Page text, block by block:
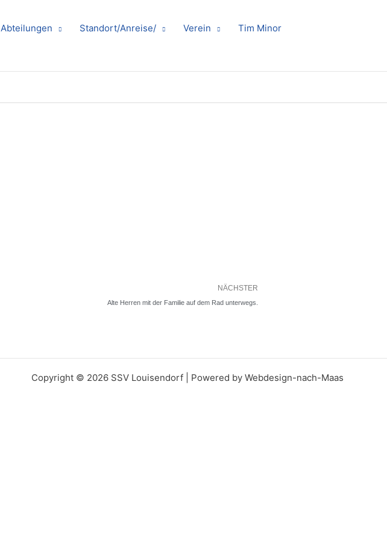
Abteilungen Standort/Anreise/ Verein
Tim Minor
NÄCHSTER
Alte Herren mit der Familie auf dem Rad unterwegs.
Copyright © 2026 SSV Louisendorf | Powered by Webdesign-nach-Maas